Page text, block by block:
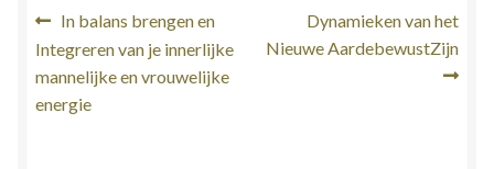
Bericht
navigatie
Vorig
bericht:
In balans brengen en
Integreren van je innerlijke
mannelijke en vrouwelijke
energie
Volgend
bericht:
Dynamieken van het
Nieuwe AardebewustZijn